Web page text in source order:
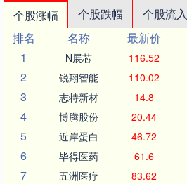
个股涨幅 个股跌幅 个股流入
排名
名称 最新价
1
N展芯 116.52
2 锐翔智能 110.02
3 志特新材 14.8
4 博腾股份 20.44
5 近岸蛋白 46.72
6 毕得医药 61.6
7 五洲医疗 83.62